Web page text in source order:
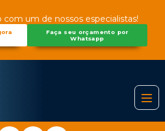
um de nossos especialistas!
Faça seu orçamento por
Whatsapp